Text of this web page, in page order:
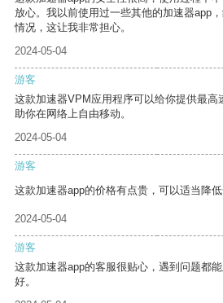
放心。我以前使用过一些其他的加速器app
情况，这让我非常担心。
2024-05-04
游客
这款加速器VPM应用程序可以给你提供最高
助你在网络上自由移动。
2024-05-04
游客
这款加速器app的价格有点贵，可以适当降低
2024-05-04
游客
这款加速器app的客服很贴心，遇到问题都
好。